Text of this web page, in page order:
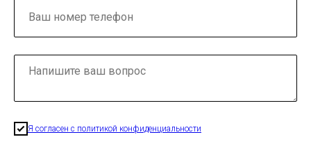
Я согласен с политикой конфиденциальности